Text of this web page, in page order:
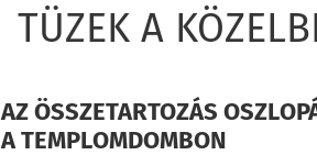
TÜZEK A
AZ ÖSSZETARTOZÁS
A TEMPLOMDOMBON